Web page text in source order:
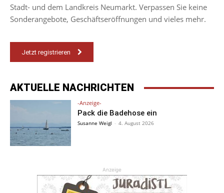
Stadt- und dem Landkreis Neumarkt. Verpassen Sie keine
Sonderangebote, Geschäftseröffnungen und vieles mehr.
Jetzt registrieren
AKTUELLE NACHRICHTEN
-Anzeige-
Pack die Badehose ein
Susanne Weigl - 4. August 2026
Anzeige